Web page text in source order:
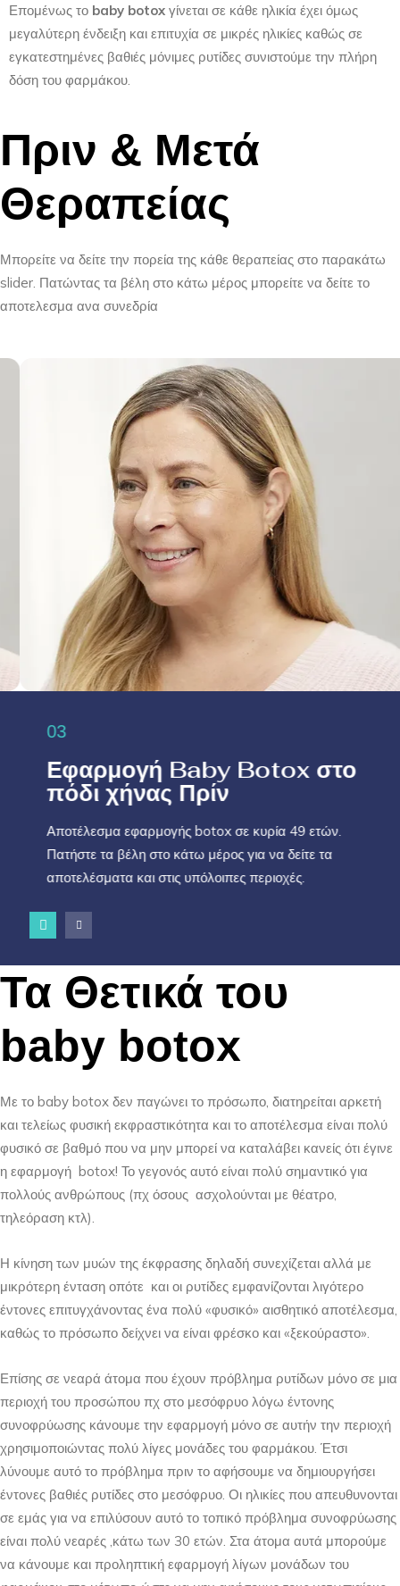
Επομένως το baby botox γίνεται σε κάθε ηλικία έχει όμως
μεγαλύτερη ένδειξη και επιτυχία σε μικρές ηλικίες καθώς σε
εγκατεστημένες βαθιές μόνιμες ρυτίδες συνιστούμε την πλήρη
δόση του φαρμάκου.
Πριν & Μετά
Θεραπείας
Μπορείτε να δείτε την πορεία της κάθε θεραπείας στο παρακάτω
slider. Πατώντας τα βέλη στο κάτω μέρος μπορείτε να δείτε το
αποτελεσμα ανα συνεδρία
Εφαρμογή Baby Botox στο
πόδι χήνας Πρίν
Αποτέλεσμα εφαρμογής botox σε κυρία 49 ετών.
Πατήστε τα βέλη στο κάτω μέρος για να δείτε τα
αποτελέσματα και στις υπόλοιπες περιοχές.
Τα Θετικά του
baby botox
Με το baby botox δεν παγώνει το πρόσωπο, διατηρείται αρκετή
και τελείως φυσική εκφραστικότητα και το αποτέλεσμα είναι πολύ
φυσικό σε βαθμό που να μην μπορεί να καταλάβει κανείς ότι έγινε
η εφαρμογή botox! Το γεγονός αυτό είναι πολύ σημαντικό για
πολλούς ανθρώπους (πχ όσους ασχολούνται με θέατρο,
τηλεόραση κτλ).
Η κίνηση των μυών της έκφρασης δηλαδή συνεχίζεται αλλά με
μικρότερη ένταση οπότε και οι ρυτίδες εμφανίζονται λιγότερο
έντονες επιτυγχάνοντας ένα πολύ «φυσικό» αισθητικό αποτέλεσμα,
καθώς το πρόσωπο δείχνει να είναι φρέσκο και «ξεκούραστο».
Επίσης σε νεαρά άτομα που έχουν πρόβλημα ρυτίδων μόνο σε μια
περιοχή του προσώπου πχ στο μεσόφρυο λόγω έντονης
συνοφρύωσης κάνουμε την εφαρμογή μόνο σε αυτήν την περιοχή
χρησιμοποιώντας πολύ λίγες μονάδες του φαρμάκου. Έτσι
λύνουμε αυτό το πρόβλημα πριν το αφήσουμε να δημιουργήσει
έντονες βαθιές ρυτίδες στο μεσόφρυο. Οι ηλικίες που απευθυνονται
σε εμάς για να επιλύσουν αυτό το τοπικό πρόβλημα συνοφρύωσης
είναι πολύ νεαρές ,κάτω των 30 ετών. Στα άτομα αυτά μπορούμε
να κάνουμε και προληπτική εφαρμογή λίγων μονάδων του